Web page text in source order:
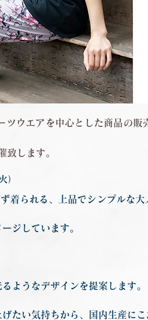
ツウエアを中心とした商品の販
します。
）
着られる、上品でシンプルな
ジしています。
ようなデザインを提案します。
たい気持ちから、国内生産にこ